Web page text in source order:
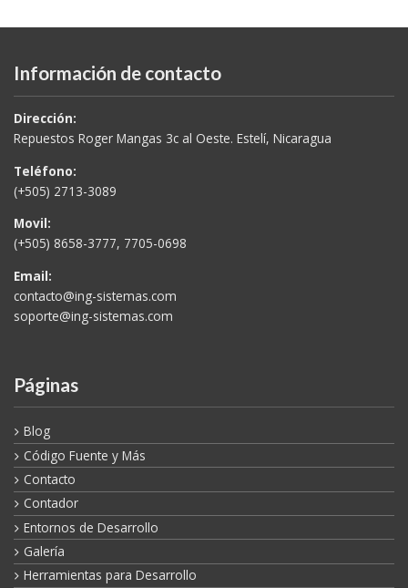
Información de contacto
Dirección:
Repuestos Roger Mangas 3c al Oeste. Estelí, Nicaragua
Teléfono:
(+505) 2713-3089
Movil:
(+505) 8658-3777, 7705-0698
Email:
contacto@ing-sistemas.com
soporte@ing-sistemas.com
Páginas
Blog
Código Fuente y Más
Contacto
Contador
Entornos de Desarrollo
Galería
Herramientas para Desarrollo